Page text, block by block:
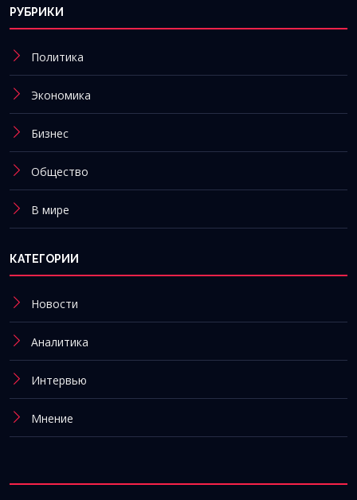
РУБРИКИ
Политика
Экономика
Бизнес
Общество
В мире
КАТЕГОРИИ
Новости
Аналитика
Интервью
Мнение